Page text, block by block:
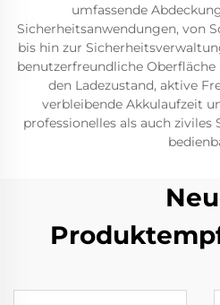
umfassende
Sicherheitsanwendungen, von
bis hin zur
benutzerfreundliche
den Ladezustand, aktive
verbleibende Akkulaufzeit
professionelles als auch